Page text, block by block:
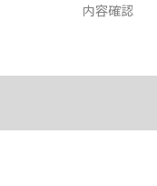
内容確認